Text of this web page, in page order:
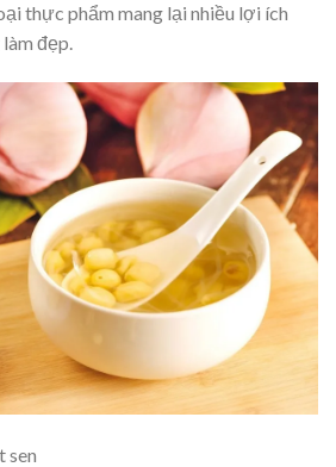
thực phẩm mang lại nhiều lợi ích
đẹp.
sen